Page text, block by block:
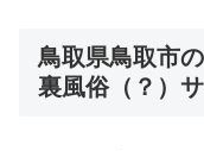
鳥取県鳥取市
裏風俗（？）